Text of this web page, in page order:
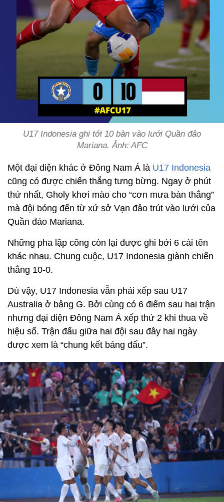
U17 Indonesia ghi tới 10 bàn vào lưới Quần đảo
Mariana. Ảnh: AFC
Một đại diện khác ở Đông Nam Á là U17 Indonesia
cũng có được chiến thắng tưng bừng. Ngay ở phút
thứ nhất, Gholy khơi mào cho “cơn mưa bàn thắng”
mà đội bóng đến từ xứ sở Vạn đảo trút vào lưới của
Quần đảo Mariana.
Những pha lập công còn lại được ghi bởi 6 cái tên
khác nhau. Chung cuộc, U17 Indonesia giành chiến
thắng 10-0.
Dù vậy, U17 Indonesia vẫn phải xếp sau U17
Australia ở bảng G. Bởi cùng có 6 điểm sau hai trận
nhưng đại diện Đông Nam Á xếp thứ 2 khi thua về
hiệu số. Trận đấu giữa hai đội sau đây hai ngày
được xem là “chung kết bảng đấu”.